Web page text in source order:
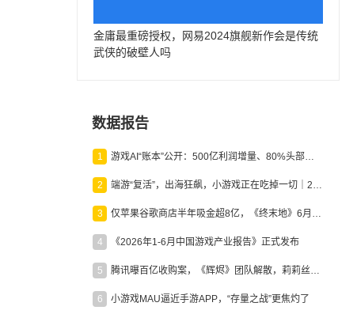
金庸最重磅授权，网易2024旗舰新作会是传统
武侠的破壁人吗
数据报告
1 游戏AI“账本”公开：500亿利润增量、80%头部入局，谁在闷声发财？
2 端游“复活”，出海狂飙，小游戏正在吃掉一切｜2026上半年产业报告
3 仅苹果谷歌商店半年吸金超8亿，《终末地》6月份收入显著回暖
4 《2026年1-6月中国游戏产业报告》正式发布
5 腾讯曝百亿收购案，《辉烬》团队解散，莉莉丝新作曝光｜陀螺周报
6 小游戏MAU逼近手游APP，“存量之战”更焦灼了